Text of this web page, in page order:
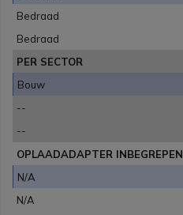
Bedraad
Bedraad
PER SECTOR
Bouw
--
--
OPLAADADAPTER INBEGREPEN
N/A
N/A